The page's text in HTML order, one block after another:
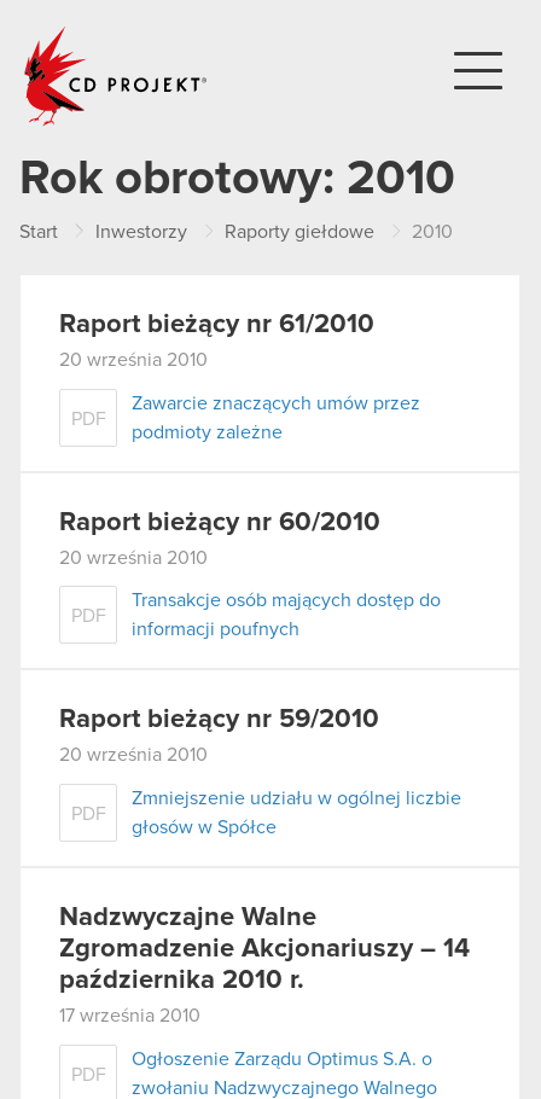
Rok obrotowy: 2010
Start Inwestorzy Raporty giełdowe 2010
Raport bieżący nr 61/2010
20 września 2010
PDF
Zawarcie znaczących umów przez
podmioty zależne
Raport bieżący nr 60/2010
20 września 2010
PDF
Transakcje osób mających dostęp do
informacji poufnych
Raport bieżący nr 59/2010
20 września 2010
PDF
Zmniejszenie udziału w ogólnej liczbie
głosów w Spółce
Nadzwyczajne Walne
Zgromadzenie Akcjonariuszy – 14
października 2010 r.
17 września 2010
PDF
Ogłoszenie Zarządu Optimus S.A. o
zwołaniu Nadzwyczajnego Walnego